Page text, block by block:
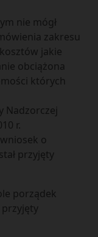
nie mógł
zakresu
jakie
obciążona
których
Nadzorczej
r.
o
przyjęty
porządek